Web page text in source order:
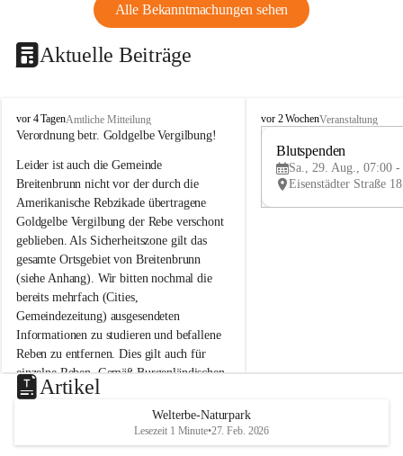
Alle Bekanntmachungen sehen
Aktuelle Beiträge
B
r
i
t
e
n
b
r
u
n
n
a
m
N
e
u
s
d
vor 4 TagenAmtliche Mitteilung
Verordnung betr. Goldgelbe Vergilbung!
Leider ist auch die Gemeinde
Breitenbrunn nicht vor der durch die
Amerikanische Rebzikade übertragene
Goldgelbe Vergilbung der Rebe verschont
geblieben. Als Sicherheitszone gilt das
gesamte Ortsgebiet von Breitenbrunn
(siehe Anhang). Wir bitten nochmal die
bereits mehrfach (Cities,
Gemeindezeitung) ausgesendeten
Informationen zu studieren und befallene
Reben zu entfernen. Dies gilt auch für
einzelne Reben. Gemäß Burgenländischen
Weinbaugesetz sind nicht gepflegte oder
unzulässige Weingärten zu roden! Bitte
helfen wir zusammen um unsere Winzer
vor den prognostizierten Ernteausfällen
B
e
u
e
d
vor 2 WochenVeranstaltung
Blutspenden
Sa., 29. Aug., 07:00 -
Artikel
Welterbe-Naturpark
Lesezeit 1 Minute•27. Feb. 2026